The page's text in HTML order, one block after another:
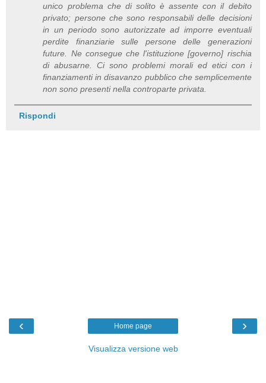
unico problema che di solito è assente con il debito
privato; persone che sono responsabili delle decisioni
in un periodo sono autorizzate ad imporre eventuali
perdite finanziarie sulle persone delle generazioni
future. Ne consegue che l'istituzione [governo] rischia
di abusarne. Ci sono problemi morali ed etici con i
finanziamenti in disavanzo pubblico che semplicemente
non sono presenti nella controparte privata.
Rispondi
‹ ›
Home page
Visualizza versione web